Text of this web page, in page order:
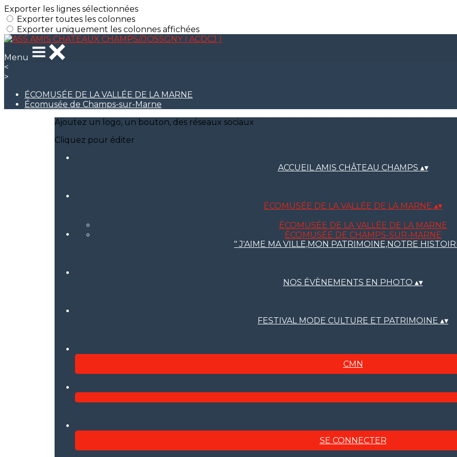
Exporter les lignes sélectionnées
Exporter toutes les colonnes
Exporter uniquement les colonnes affichées
Menu
<
>
ÉCOMUSÉE DE LA VALLÉE DE LA MARNE
Écomusée de Champs-sur-Marne
Ajoutez un logo, un bouton, des réseaux sociaux
Cliquez pour éditer
ACCUEIL AMIS CHÂTEAU CHAMPS ▴▾
ÉCOMUSÉE DE LA VALLÉE DE LA MARNE ▴▾
ÉCOMUSÉE DE LA VALLÉE DE LA MARNE
ÉCOMUSÉE DE CHAMPS-SUR-MARNE
" J'AIME MA VILLE,MON PATRIMOINE,NOTRE
NOS ÉVÈNEMENTS EN PHOTO ▴▾
FESTIVAL MODE CULTURE ET PATRIMOINE ▴▾
CMN
SE CONNECTER